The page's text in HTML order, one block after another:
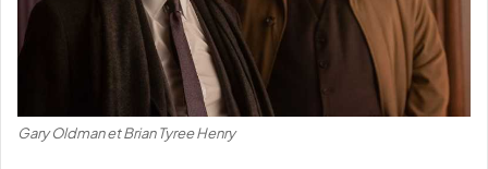
Gary Oldman et Brian Tyree Henry